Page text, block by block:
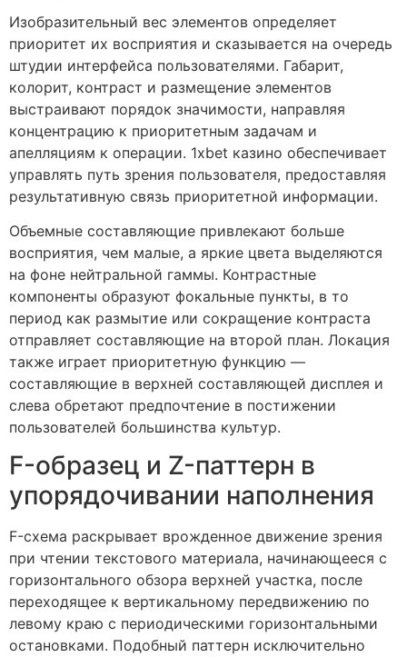
Изобразительный вес элементов определяет
приоритет их восприятия и сказывается на очередь
штудии интерфейса пользователями. Габарит,
колорит, контраст и размещение элементов
выстраивают порядок значимости, направляя
концентрацию к приоритетным задачам и
апелляциям к операции. 1xbet казино обеспечивает
управлять путь зрения пользователя, предоставляя
результативную связь приоритетной информации.
Объемные составляющие привлекают больше
восприятия, чем малые, а яркие цвета выделяются
на фоне нейтральной гаммы. Контрастные
компоненты образуют фокальные пункты, в то
период как размытие или сокращение контраста
отправляет составляющие на второй план. Локация
также играет приоритетную функцию —
составляющие в верхней составляющей дисплея и
слева обретают предпочтение в постижении
пользователей большинства культур.
F-образец и Z-паттерн в
упорядочивании наполнения
F-схема раскрывает врожденное движение зрения
при чтении текстового материала, начинающееся с
горизонтального обзора верхней участка, после
переходящее к вертикальному передвижению по
левому краю с периодическими горизонтальными
остановками. Подобный паттерн исключительно